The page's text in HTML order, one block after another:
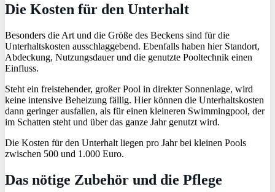
Die Kosten für den Unterhalt
Besonders die Art und die Größe des Beckens sind für die
Unterhaltskosten ausschlaggebend. Ebenfalls haben hier Standort,
Abdeckung, Nutzungsdauer und die genutzte Pooltechnik einen
Einfluss.
Steht ein freistehender, großer Pool in direkter Sonnenlage, wird
keine intensive Beheizung fällig. Hier können die Unterhaltskosten
dann geringer ausfallen, als für einen kleineren Swimmingpool, der
im Schatten steht und über das ganze Jahr genutzt wird.
Die Kosten für den Unterhalt liegen pro Jahr bei kleinen Pools
zwischen 500 und 1.000 Euro.
Das nötige Zubehör und die Pflege